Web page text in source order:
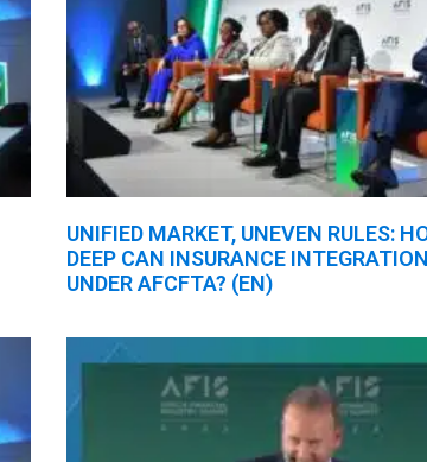
UNIFIED MARKET, UNEVEN RULES:
DEEP CAN INSURANCE
UNDER AFCFTA? (EN)